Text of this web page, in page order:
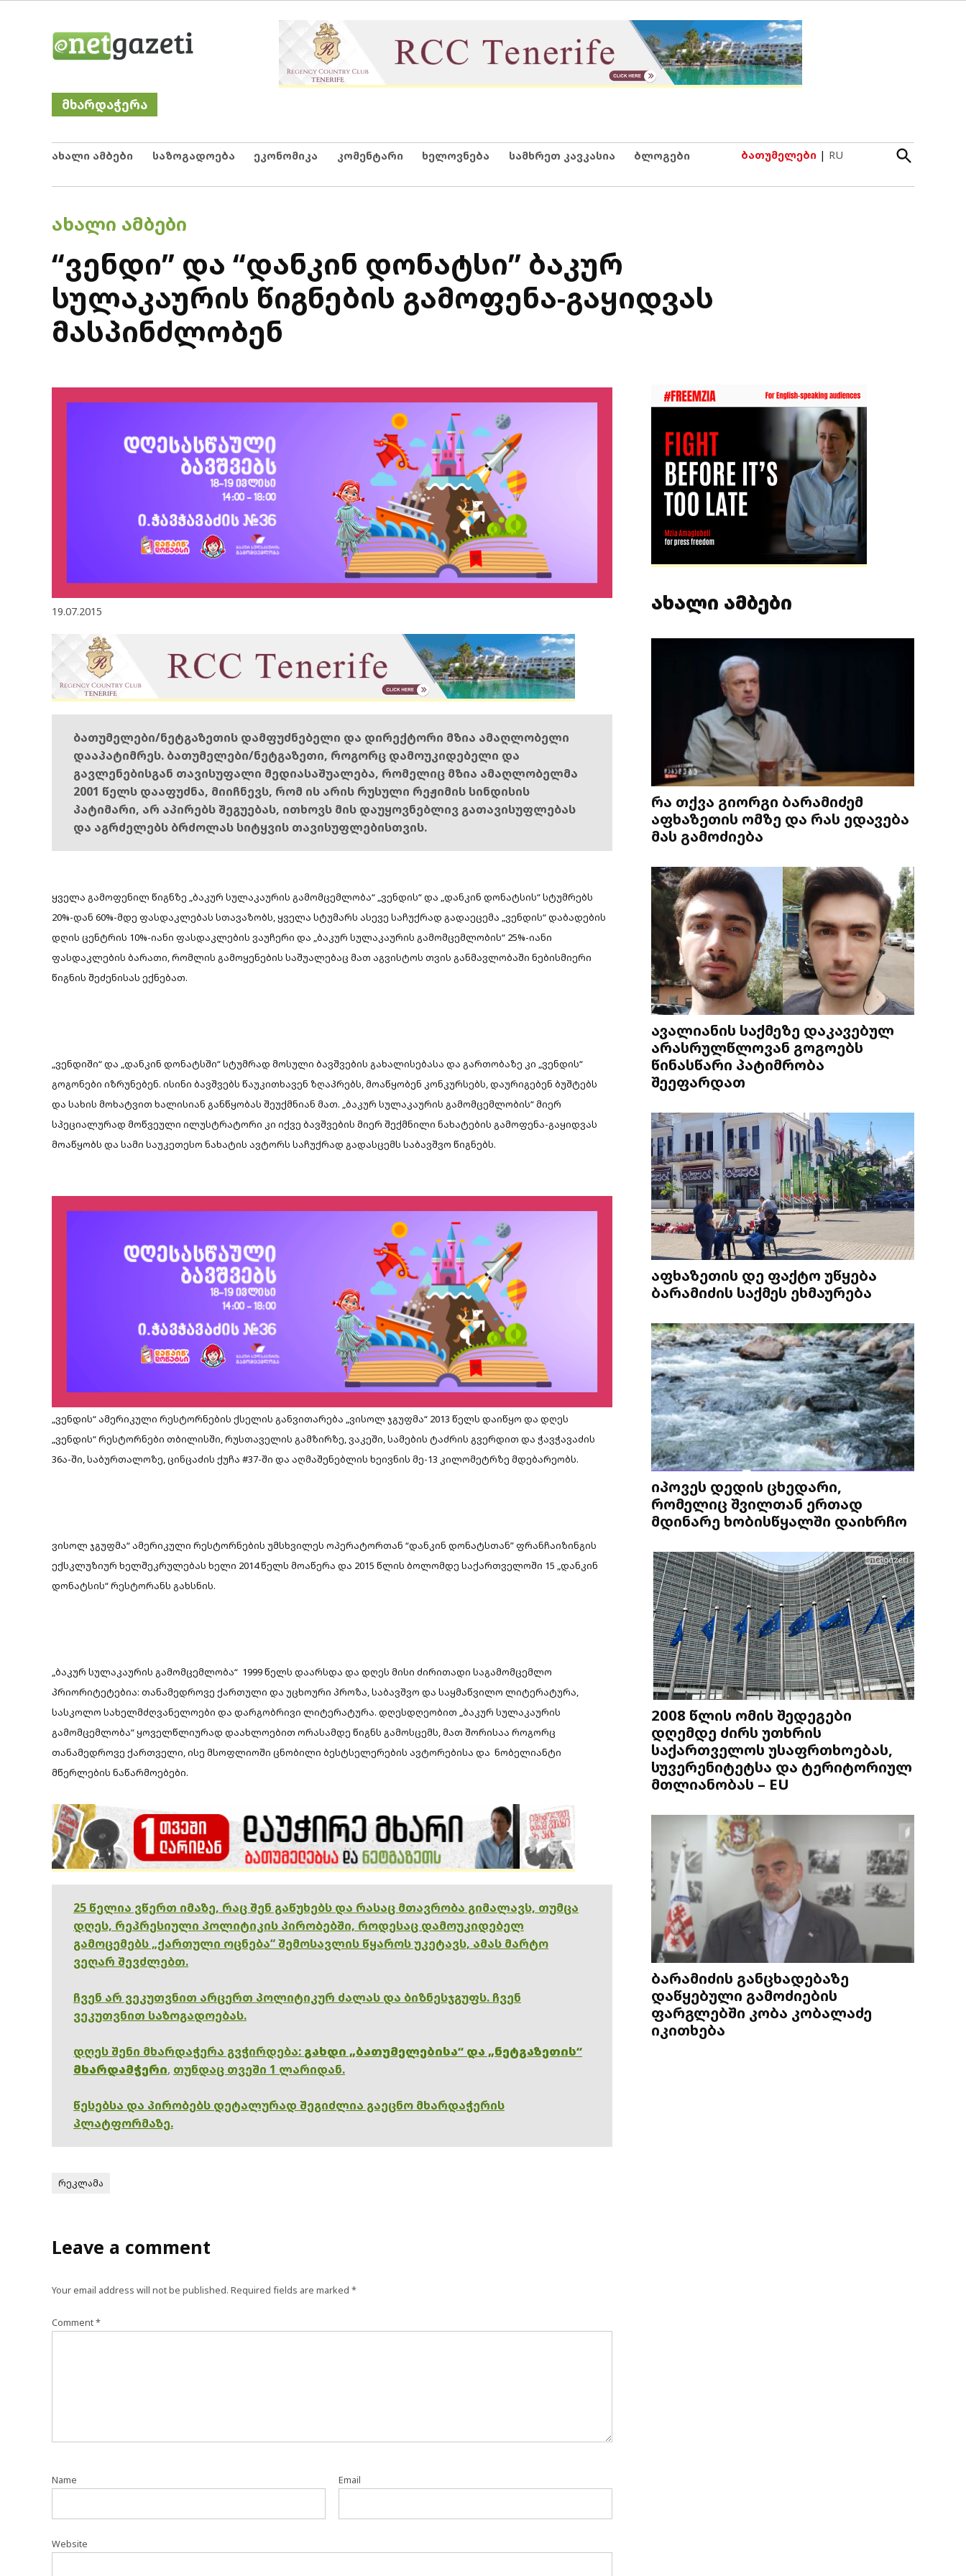
Netgazeti
მხარდაჭერა
ახალი ამბები საზოგადოება ეკონომიკა კომენტარი ხელოვნება სამხრეთ კავკასია ბლოგები ბათუმელები | RU
Open
Search
POSTED
ᲐᲮᲐᲚᲘ ᲐᲛᲑᲔᲑᲘ
“ვენდი” და “დანკინ დონატსი” ბაკურ
სულაკაურის წიგნების გამოფენა-გაყიდვას
მასპინძლობენ
19.07.2015
ბათუმელები/ნეტგაზეთის დამფუძნებელი და დირექტორი მზია ამაღლობელი
დააპატიმრეს. ბათუმელები/ნეტგაზეთი, როგორც დამოუკიდებელი და
გავლენებისგან თავისუფალი მედიასაშუალება, რომელიც მზია ამაღლობელმა
2001 წელს დააფუძნა, მიიჩნევს, რომ ის არის რუსული რეჟიმის სინდისის
პატიმარი, არ აპირებს შეგუებას, ითხოვს მის დაუყოვნებლივ გათავისუფლებას
და აგრძელებს ბრძოლას სიტყვის თავისუფლებისთვის.
ყველა გამოფენილ წიგნზე „ბაკურ სულაკაურის გამომცემლობა“ „ვენდის“ და „დანკინ დონატსის“ სტუმრებს
20%-დან 60%-მდე ფასდაკლებას სთავაზობს, ყველა სტუმარს ასევე საჩუქრად გადაეცემა „ვენდის“ დაბადების
დღის ცენტრის 10%-იანი ფასდაკლების ვაუჩერი და „ბაკურ სულაკაურის გამომცემლობის“ 25%-იანი
ფასდაკლების ბარათი, რომლის გამოყენების საშუალებაც მათ აგვისტოს თვის განმავლობაში ნებისმიერი
წიგნის შეძენისას ექნებათ.
„ვენდიში“ და „დანკინ დონატსში“ სტუმრად მოსული ბავშვების გახალისებასა და გართობაზე კი „ვენდის“
გოგონები იზრუნებენ. ისინი ბავშვებს წაუკითხავენ ზღაპრებს, მოაწყობენ კონკურსებს, დაურიგებენ ბუშტებს
და სახის მოხატვით ხალისიან განწყობას შეუქმნიან მათ. „ბაკურ სულაკაურის გამომცემლობის“ მიერ
სპეციალურად მოწვეული ილუსტრატორი კი იქვე ბავშვების მიერ შექმნილი ნახატების გამოფენა-გაყიდვას
მოაწყობს და სამი საუკეთესო ნახატის ავტორს საჩუქრად გადასცემს საბავშვო წიგნებს.
„ვენდის“ ამერიკული რესტორნების ქსელის განვითარება „ვისოლ ჯგუფმა“ 2013 წელს დაიწყო და დღეს
„ვენდის“ რესტორნები თბილისში, რუსთაველის გამზირზე, ვაკეში, სამების ტაძრის გვერდით და ჭავჭავაძის
36ა-ში, საბურთალოზე, ცინცაძის ქუჩა #37-ში და აღმაშენებლის ხეივნის მე-13 კილომეტრზე მდებარეობს.
ვისოლ ჯგუფმა“ ამერიკული რესტორნების უმსხვილეს ოპერატორთან “დანკინ დონატსთან” ფრანჩაიზინგის
ექსკლუზიურ ხელშეკრულებას ხელი 2014 წელს მოაწერა და 2015 წლის ბოლომდე საქართველოში 15 „დანკინ
დონატსის“ რესტორანს გახსნის.
„ბაკურ სულაკაურის გამომცემლობა“ 1999 წელს დაარსდა და დღეს მისი ძირითადი საგამომცემლო
პრიორიტეტებია: თანამედროვე ქართული და უცხოური პროზა, საბავშვო და საყმაწვილო ლიტერატურა,
სასკოლო სახელმძღვანელოები და დარგობრივი ლიტერატურა. დღესდღეობით „ბაკურ სულაკაურის
გამომცემლობა“ ყოველწლიურად დაახლოებით ორასამდე წიგნს გამოსცემს, მათ შორისაა როგორც
თანამედროვე ქართველი, ისე მსოფლიოში ცნობილი ბესტსელერების ავტორებისა და ნობელიანტი
მწერლების ნაწარმოებები.
25 წელია ვწერთ იმაზე, რაც შენ გაწუხებს და რასაც მთავრობა გიმალავს, თუმცა
დღეს, რეპრესიული პოლიტიკის პირობებში, როდესაც დამოუკიდებელ
გამოცემებს „ქართული ოცნება“ შემოსავლის წყაროს უკეტავს, ამას მარტო
ვეღარ შევძლებთ.
ჩვენ არ ვეკუთვნით არცერთ პოლიტიკურ ძალას და ბიზნესჯგუფს. ჩვენ
ვეკუთვნით საზოგადოებას.
დღეს შენი მხარდაჭერა გვჭირდება: გახდი „ბათუმელებისა“ და „ნეტგაზეთის“
მხარდამჭერი, თუნდაც თვეში 1 ლარიდან.
წესებსა და პირობებს დეტალურად შეგიძლია გაეცნო მხარდაჭერის
პლატფორმაზე.
რეკლამა
Leave a comment
Your email address will not be published. Required fields are marked *
Comment*
Name Email
Website
ახალი ამბები
რა თქვა გიორგი ბარამიძემ
აფხაზეთის ომზე და რას ედავება
მას გამოძიება
ავალიანის საქმეზე დაკავებულ
არასრულწლოვან გოგოებს
წინასწარი პატიმრობა
შეეფარდათ
აფხაზეთის დე ფაქტო უწყება
ბარამიძის საქმეს ეხმაურება
იპოვეს დედის ცხედარი,
რომელიც შვილთან ერთად
მდინარე ხობისწყალში დაიხრჩო
2008 წლის ომის შედეგები
დღემდე ძირს უთხრის
საქართველოს უსაფრთხოებას,
სუვერენიტეტსა და ტერიტორიულ
მთლიანობას – EU
ბარამიძის განცხადებაზე
დაწყებული გამოძიების
ფარგლებში კობა კობალაძე
იკითხება